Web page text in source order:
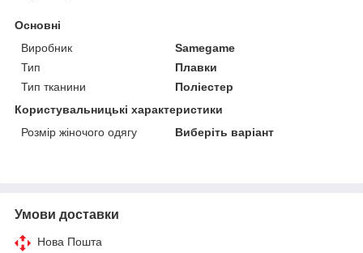
Основні
Виробник
Samegame
Тип
Плавки
Тип тканини
Поліестер
Користувальницькі характеристики
Розмір жіночого одягу
Виберіть варіант
Умови доставки
Нова Пошта